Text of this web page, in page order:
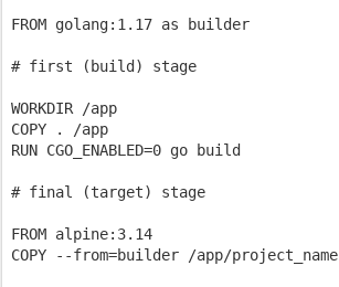
FROM golang:1.17 as builder
# first (build) stage
WORKDIR /app
COPY . /app
RUN CGO_ENABLED=0 go build
# final (target) stage
FROM alpine:3.14
COPY --from=builder /app/